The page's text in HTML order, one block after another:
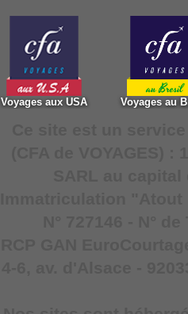
Voyages aux USA Voyages au